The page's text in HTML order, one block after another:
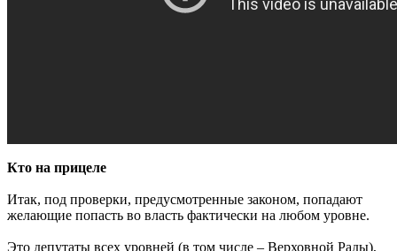
Кто на прицеле
Итак, под проверки, предусмотренные законом, попадают
желающие попасть во власть фактически на любом уровне.
Это депутаты всех уровней (в том числе – Верховной Рады),